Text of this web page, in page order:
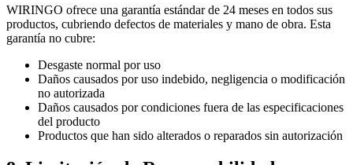
WIRINGO ofrece una garantía estándar de 24 meses en todos sus
productos, cubriendo defectos de materiales y mano de obra. Esta
garantía no cubre:
Desgaste normal por uso
Daños causados por uso indebido, negligencia o modificación
no autorizada
Daños causados por condiciones fuera de las especificaciones
del producto
Productos que han sido alterados o reparados sin autorización